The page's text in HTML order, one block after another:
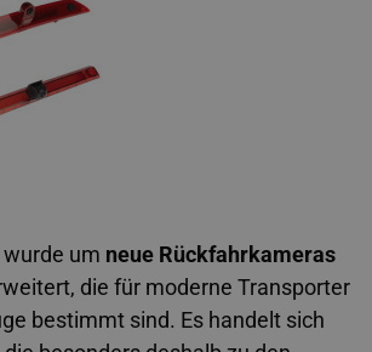
um neue Rückfahrkameras
die für moderne Transporter
bestimmt sind. Es handelt sich